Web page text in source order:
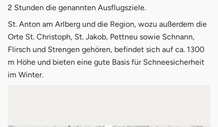
2 Stunden die genannten Ausflugsziele.
St. Anton am Arlberg und die Region, wozu außerdem die
Orte St. Christoph, St. Jakob, Pettneu sowie Schnann,
Flirsch und Strengen gehören, befindet sich auf ca. 1300
m Höhe und bieten eine gute Basis für Schneesicherheit
im Winter.